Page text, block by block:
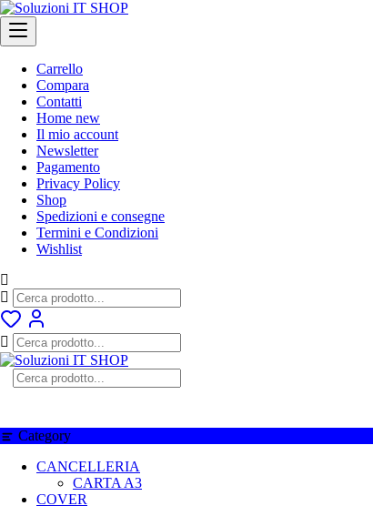
Skip
to
content
Carrello
Compara
Contatti
Home new
Il mio account
Newsletter
Pagamento
Privacy Policy
Shop
Spedizioni e consegne
Termini e Condizioni
Wishlist
Category
CANCELLERIA
CARTA A3
COVER